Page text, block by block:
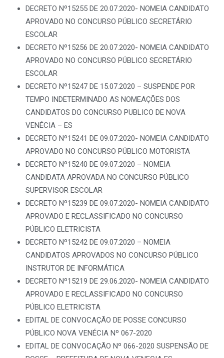
DECRETO Nº15255 DE 20.07.2020- NOMEIA CANDIDATO
APROVADO NO CONCURSO PÚBLICO SECRETÁRIO
ESCOLAR
DECRETO Nº15256 DE 20.07.2020- NOMEIA CANDIDATO
APROVADO NO CONCURSO PÚBLICO SECRETÁRIO
ESCOLAR
DECRETO Nº15247 DE 15.07.2020 – SUSPENDE POR
TEMPO INDETERMINADO AS NOMEAÇÕES DOS
CANDIDATOS DO CONCURSO PUBLICO DE NOVA
VENÉCIA – ES
DECRETO Nº15241 DE 09.07.2020- NOMEIA CANDIDATO
APROVADO NO CONCURSO PÚBLICO MOTORISTA
DECRETO Nº15240 DE 09.07.2020 – NOMEIA
CANDIDATA APROVADA NO CONCURSO PÚBLICO
SUPERVISOR ESCOLAR
DECRETO Nº15239 DE 09.07.2020- NOMEIA CANDIDATO
APROVADO E RECLASSIFICADO NO CONCURSO
PÚBLICO ELETRICISTA
DECRETO Nº15242 DE 09.07.2020 – NOMEIA
CANDIDATOS APROVADOS NO CONCURSO PÚBLICO
INSTRUTOR DE INFORMÁTICA
DECRETO Nº15219 DE 29.06.2020- NOMEIA CANDIDATO
APROVADO E RECLASSIFICADO NO CONCURSO
PÚBLICO ELETRICISTA
EDITAL DE CONVOCAÇÃO DE POSSE CONCURSO
PÚBLICO NOVA VENÉCIA Nº 067-2020
EDITAL DE CONVOCAÇÃO Nº 066-2020 SUSPENSÃO DE